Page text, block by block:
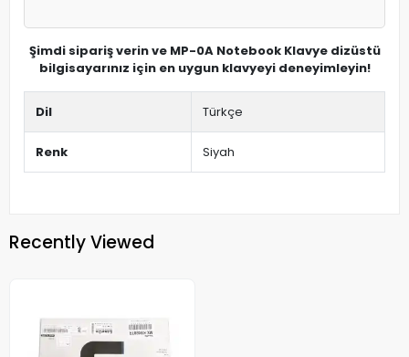
Şimdi sipariş verin ve MP-0A Notebook Klavye dizüstü
bilgisayarınız için en uygun klavyeyi deneyimleyin!
Dil Türkçe
Renk Siyah
Recently Viewed